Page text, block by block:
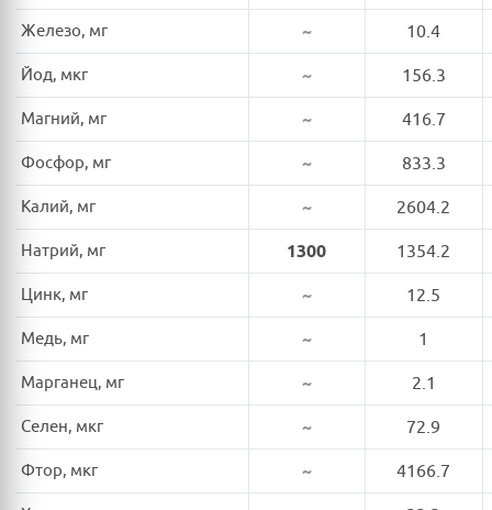
Железо, мг ~ 10.4
Йод, мкг ~ 156.3
Магний, мг ~ 416.7
Фосфор, мг ~ 833.3
Калий, мг ~ 2604.2
Натрий, мг 1300 1354.2
Цинк, мг ~ 12.5
Медь, мг ~ 1
Марганец, мг ~ 2.1
Селен, мкг ~ 72.9
Фтор, мкг ~ 4166.7